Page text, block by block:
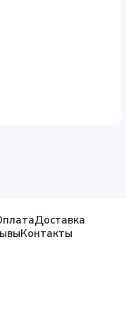
Доставка
Контакты